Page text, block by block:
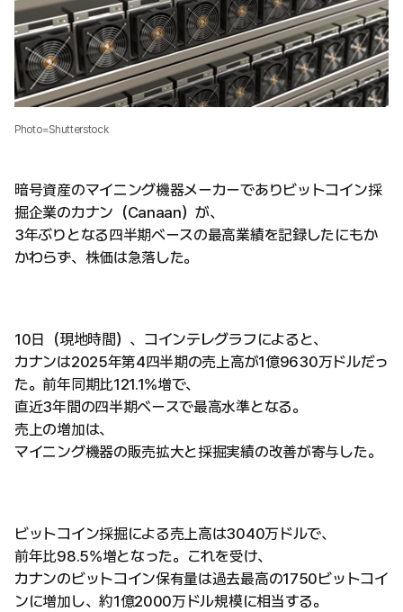
Photo=Shutterstock
暗号資産のマイニング機器メーカーでありビットコイン採
掘企業のカナン（Canaan）が、
3年ぶりとなる四半期ベースの最高業績を記録したにもか
かわらず、株価は急落した。
10日（現地時間）、コインテレグラフによると、
カナンは2025年第4四半期の売上高が1億9630万ドルだっ
た。前年同期比121.1%増で、
直近3年間の四半期ベースで最高水準となる。
売上の増加は、
マイニング機器の販売拡大と採掘実績の改善が寄与した。
ビットコイン採掘による売上高は3040万ドルで、
前年比98.5%増となった。これを受け、
カナンのビットコイン保有量は過去最高の1750ビットコイ
ンに増加し、約1億2000万ドル規模に相当する。